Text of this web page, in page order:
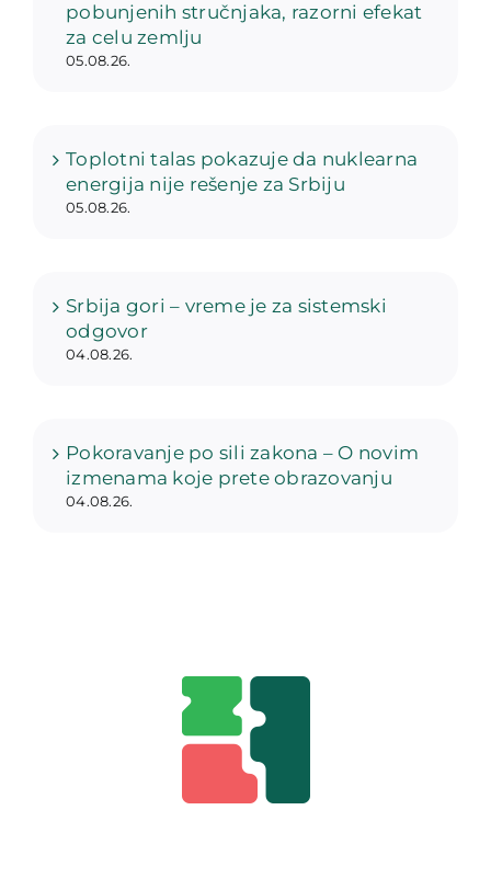
pobunjenih stručnjaka, razorni efekat
za celu zemlju
05.08.26.
Toplotni talas pokazuje da nuklearna
energija nije rešenje za Srbiju
05.08.26.
Srbija gori – vreme je za sistemski
odgovor
04.08.26.
Pokoravanje po sili zakona – O novim
izmenama koje prete obrazovanju
04.08.26.